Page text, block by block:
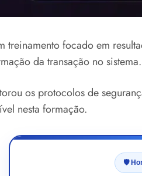
treinamento focado em
da transação no sistema.
os protocolos de
nesta formação.
🛡️